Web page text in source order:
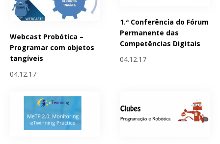
Webcast Probótica –
Programar com objetos
tangíveis
04.12.17
1.ª Conferência do Fórum
Permanente das
Competências Digitais
04.12.17